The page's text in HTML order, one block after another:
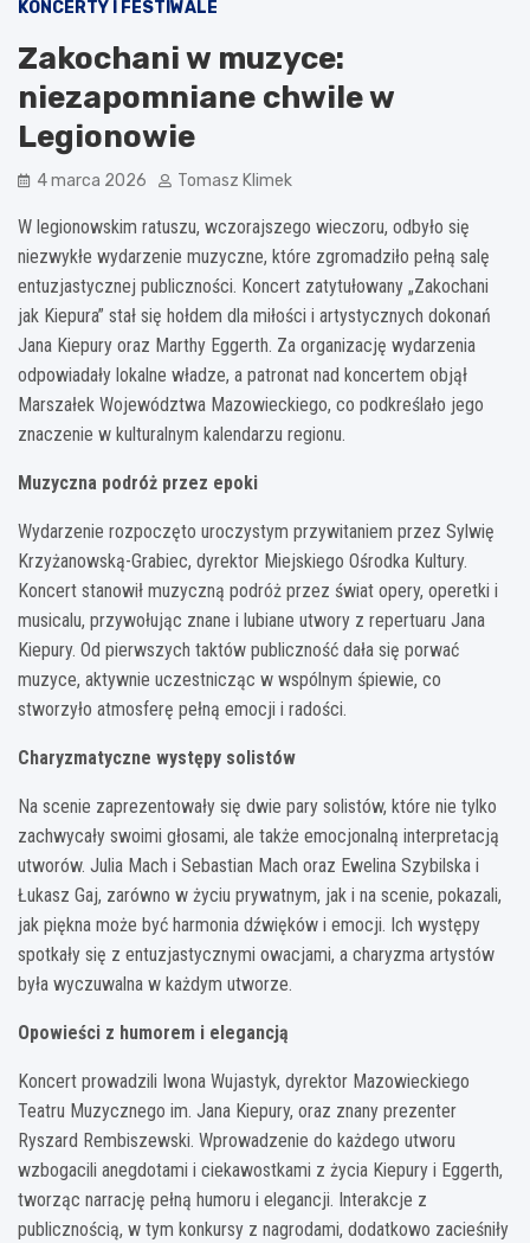
KONCERTY I FESTIWALE
Zakochani w muzyce:
niezapomniane chwile w
Legionowie
4 marca 2026 Tomasz Klimek
W legionowskim ratuszu, wczorajszego wieczoru, odbyło się
niezwykłe wydarzenie muzyczne, które zgromadziło pełną salę
entuzjastycznej publiczności. Koncert zatytułowany „Zakochani
jak Kiepura” stał się hołdem dla miłości i artystycznych dokonań
Jana Kiepury oraz Marthy Eggerth. Za organizację wydarzenia
odpowiadały lokalne władze, a patronat nad koncertem objął
Marszałek Województwa Mazowieckiego, co podkreślało jego
znaczenie w kulturalnym kalendarzu regionu.
Muzyczna podróż przez epoki
Wydarzenie rozpoczęto uroczystym przywitaniem przez Sylwię
Krzyżanowską-Grabiec, dyrektor Miejskiego Ośrodka Kultury.
Koncert stanowił muzyczną podróż przez świat opery, operetki i
musicalu, przywołując znane i lubiane utwory z repertuaru Jana
Kiepury. Od pierwszych taktów publiczność dała się porwać
muzyce, aktywnie uczestnicząc w wspólnym śpiewie, co
stworzyło atmosferę pełną emocji i radości.
Charyzmatyczne występy solistów
Na scenie zaprezentowały się dwie pary solistów, które nie tylko
zachwycały swoimi głosami, ale także emocjonalną interpretacją
utworów. Julia Mach i Sebastian Mach oraz Ewelina Szybilska i
Łukasz Gaj, zarówno w życiu prywatnym, jak i na scenie, pokazali,
jak piękna może być harmonia dźwięków i emocji. Ich występy
spotkały się z entuzjastycznymi owacjami, a charyzma artystów
była wyczuwalna w każdym utworze.
Opowieści z humorem i elegancją
Koncert prowadzili Iwona Wujastyk, dyrektor Mazowieckiego
Teatru Muzycznego im. Jana Kiepury, oraz znany prezenter
Ryszard Rembiszewski. Wprowadzenie do każdego utworu
wzbogacili anegdotami i ciekawostkami z życia Kiepury i Eggerth,
tworząc narrację pełną humoru i elegancji. Interakcje z
publicznością, w tym konkursy z nagrodami, dodatkowo zacieśniły